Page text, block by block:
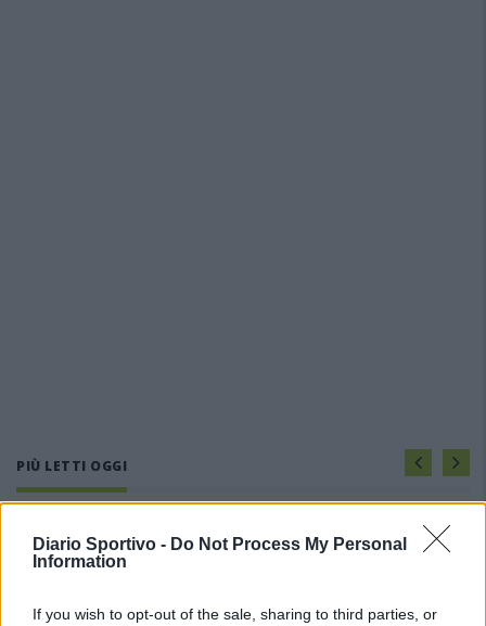
Diario Sportivo - Do Not Process My Personal
Information
If you wish to opt-out of the sale, sharing to third parties, or
PIÙ LETTI OGGI
Il Buddusò in mani sicure con Mario Fadda, il
Monte Alma riparte da Ivano Falchi